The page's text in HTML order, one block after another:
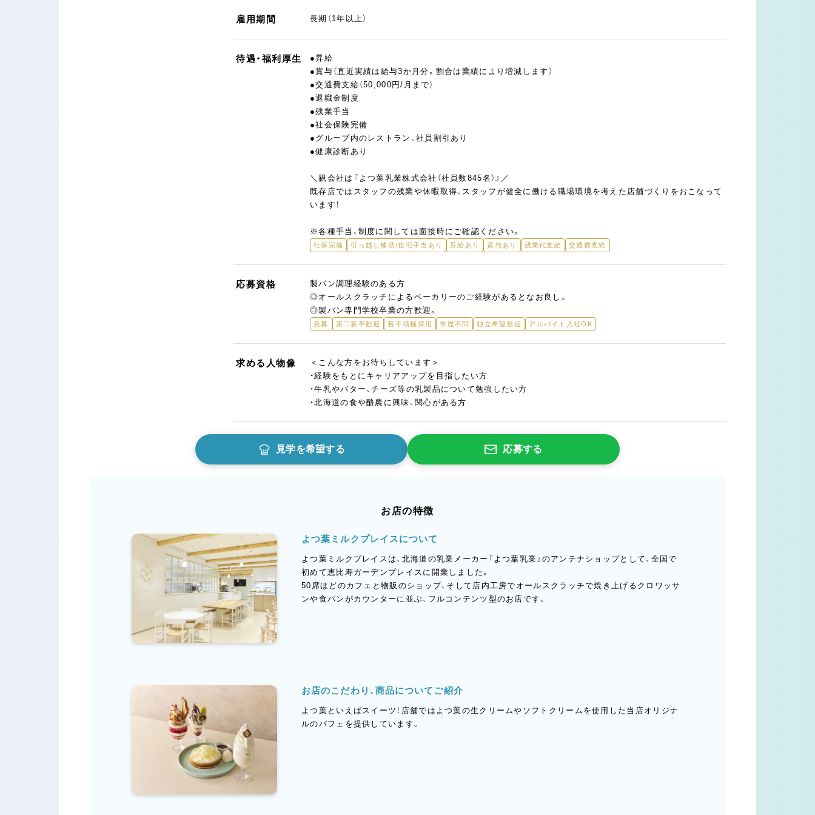
雇用期間 長期（1年以上）
待遇・福利厚生
●昇給
●賞与（直近実績は給与3か月分。割合は業績により増減します）
●交通費支給（50,000円/月まで）
●退職金制度
●残業手当
●社会保険完備
●グループ内のレストラン、社員割引あり
●健康診断あり
＼親会社は『よつ葉乳業株式会社（社員数845名）』／
既存店ではスタッフの残業や休暇取得、スタッフが健全に働ける職場環境を考えた店舗づくりをおこなって
います！
※各種手当、制度に関しては面接時にご確認ください。
社保完備 引っ越し補助/住宅手当あり 昇給あり 賞与あり 残業代支給 交通費支給
応募資格
製パン調理経験のある方
◎オールスクラッチによるベーカリーのご経験があるとなお良し。
◎製パン専門学校卒業の方歓迎。
急募 第二新卒歓迎 若手積極採用 学歴不問 独立希望歓迎 アルバイト入社OK
求める人物像
＜こんな方をお待ちしています＞
・経験をもとにキャリアアップを目指したい方
・牛乳やバター、チーズ等の乳製品について勉強したい方
・北海道の食や酪農に興味、関心がある方
見学を希望する 応募する
お店の特徴
よつ葉ミルクプレイスについて
よつ葉ミルクプレイスは、北海道の乳業メーカー「よつ葉乳業」のアンテナショップとして、全国で
初めて恵比寿ガーデンプレイスに開業しました。
50席ほどのカフェと物販のショップ、そして店内工房でオールスクラッチで焼き上げるクロワッサ
ンや食パンがカウンターに並ぶ、フルコンテンツ型のお店です。
お店のこだわり、商品についてご紹介
よつ葉といえばスイーツ！店舗ではよつ葉の生クリームやソフトクリームを使用した当店オリジナ
ルのパフェを提供しています。